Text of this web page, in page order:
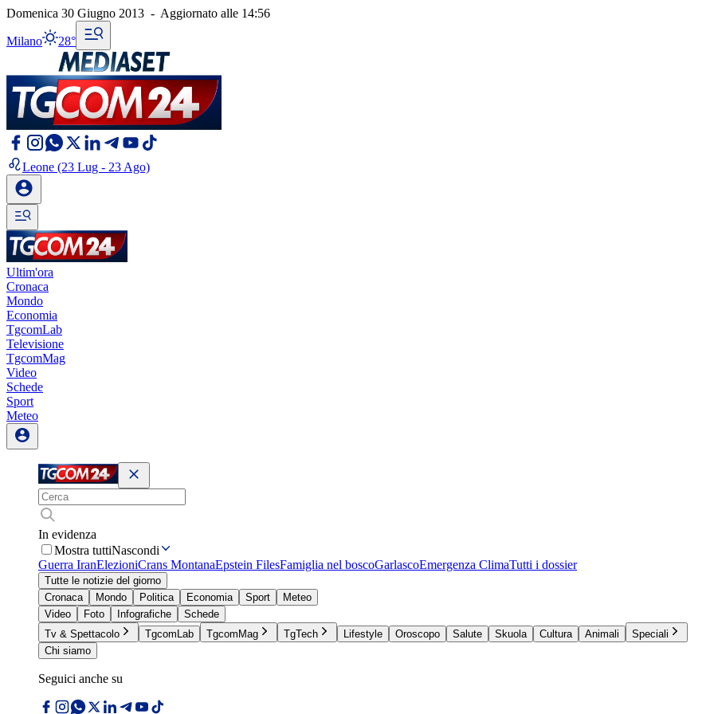
Domenica 30 Giugno 2013 - Aggiornato alle 14:56
Milano 28°
Leone (23 Lug - 23 Ago)
Ultim'ora
Cronaca
Mondo
Economia
TgcomLab
Televisione
TgcomMag
Video
Schede
Sport
Meteo
In evidenza
Mostra tuttiNascondi
Guerra IranElezioniCrans MontanaEpstein FilesFamiglia nel boscoGarlascoEmergenza ClimaTutti i dossier
Tutte le notizie del giorno
Cronaca
Mondo Politica Economia Sport
Meteo
Video
Foto Infografiche
Schede
Tv & Spettacolo
TgcomLab TgcomMag TgTech Lifestyle Oroscopo Salute Skuola Cultura Animali
Speciali
Chi siamo
Seguici anche su